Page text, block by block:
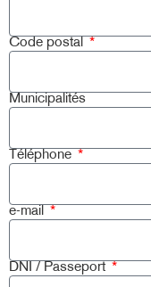
Code postal
Municipalités
Téléphone
e-mail
DNI / Passeport